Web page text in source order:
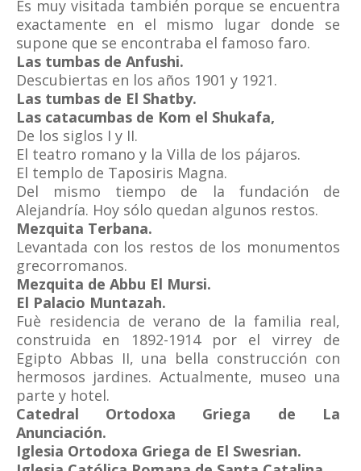
Es muy visitada también porque se encuentra
exactamente en el mismo lugar donde se
supone que se encontraba el famoso faro.
Las tumbas de Anfushi.
Descubiertas en los años 1901 y 1921.
Las tumbas de El Shatby.
Las catacumbas de Kom el Shukafa,
De los siglos I y II.
El teatro romano y la Villa de los pájaros.
El templo de Taposiris Magna.
Del mismo tiempo de la fundación de
Alejandría. Hoy sólo quedan algunos restos.
Mezquita Terbana.
Levantada con los restos de los monumentos
grecorromanos.
Mezquita de Abbu El Mursi.
El Palacio Muntazah.
Fuè residencia de verano de la familia real,
construida en 1892-1914 por el virrey de
Egipto Abbas II, una bella construcción con
hermosos jardines. Actualmente, museo una
parte y hotel.
Catedral Ortodoxa Griega de La
Anunciación.
Iglesia Ortodoxa Griega de El Swesrian.